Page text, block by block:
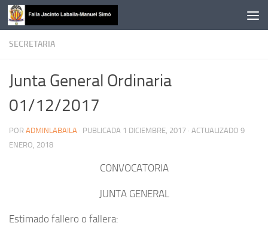
Saltar al contenido
SECRETARIA
Junta General Ordinaria
01/12/2017
POR ADMINLABAILA · PUBLICADA 1 DICIEMBRE, 2017 · ACTUALIZADO 9
ENERO, 2018
CONVOCATORIA
JUNTA GENERAL
Estimado fallero o fallera: